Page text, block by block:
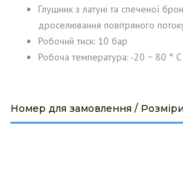
Глушник з латуні та спеченої
дроселювання повітряного
Робочий тиск: 10 бар
Робоча температура: -20 ~ 80 ° C
Номер для замовлення / Розміри